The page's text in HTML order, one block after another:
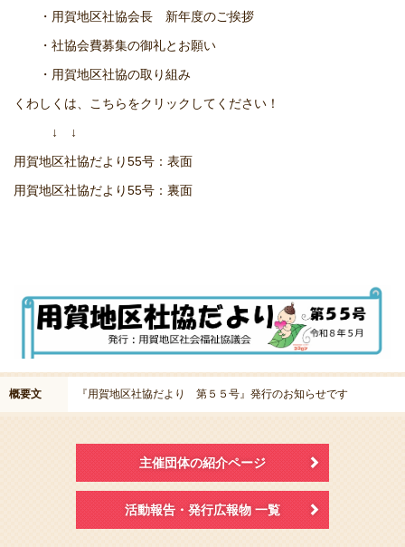
・用賀地区社協会長 新年度のご挨拶
・社協会費募集の御礼とお願い
・用賀地区社協の取り組み
くわしくは、こちらをクリックしてください！
↓ ↓
用賀地区社協だより55号：表面
用賀地区社協だより55号：裏面
概要文 『用賀地区社協だより 第５５号』発行のお知らせです
主催団体の紹介ページ
活動報告・発行広報物 一覧